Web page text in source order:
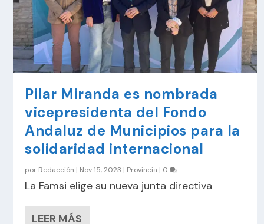
Pilar Miranda es nombrada
vicepresidenta del Fondo
Andaluz de Municipios para la
solidaridad internacional
por Redacción | Nov 15, 2023 | Provincia | 0
La Famsi elige su nueva junta directiva
LEER MÁS